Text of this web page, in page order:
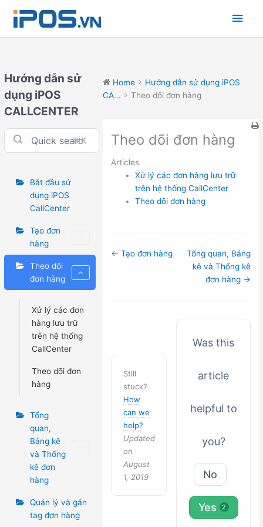
Main
Hướng dẫn sử
dụng iPOS
CALLCENTER
⌘K
Bắt đầu sử
dụng iPOS
CallCenter
Tạo đơn
hàng
Theo dõi
đơn hàng
Xử lý các đơn
hàng lưu trữ
trên hệ thống
CallCenter
Theo dõi đơn
hàng
Tổng
quan,
Bảng kê
và Thống
kê đơn
hàng
Quản lý và gắn
tag đơn hàng
Home
Hướng dẫn sử dụng iPOS
CA...
Theo dõi đơn hàng
Theo dõi đơn hàng
Articles
Xử lý các đơn hàng lưu trữ
trên hệ thống CallCenter
Theo dõi đơn hàng
Doc
← Tạo đơn hàng
Tổng quan, Bảng
kê và Thống kê
đơn hàng →
Still
stuck?
How
can we
help?
Updated
on
August
1, 2019
Was this
article
helpful to
you?
No
Yes 2